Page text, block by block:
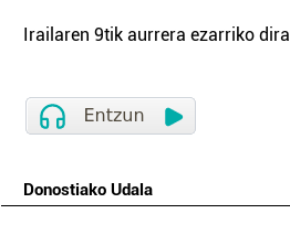
Irailaren 9tik aurrera ezarriko dira
Donostiako Udala